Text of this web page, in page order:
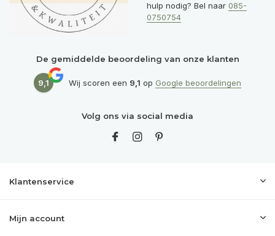
hulp nodig? Bel naar 085-
0750754
De gemiddelde beoordeling van onze klanten
9,1 Wij scoren een 9,1 op Google beoordelingen
Volg ons via social media
Klantenservice
Mijn account